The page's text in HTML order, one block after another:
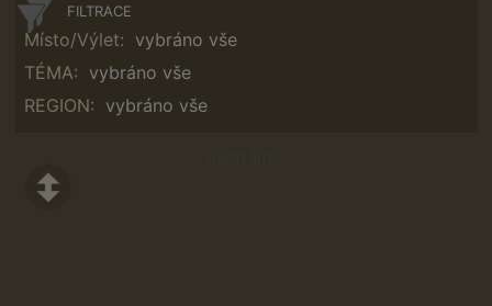
FILTRACE
Místo/Výlet: vybráno vše
TÉMA: vybráno vše
REGION: vybráno vše